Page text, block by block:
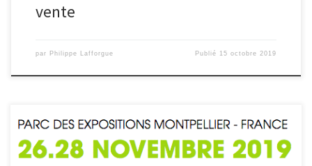
vente
par Philippe Lafforgue Publié 15 octobre 2019